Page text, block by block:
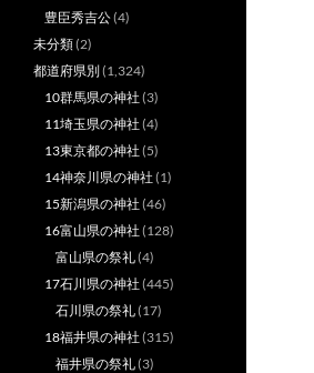
豊臣秀吉公(4)
未分類(2)
都道府県別 (1,324)
10群馬県の神社 (3)
11埼玉県の神社 (4)
13東京都の神社 (5)
14神奈川県の神社 (1)
15新潟県の神社 (46)
16富山県の神社 (128)
富山県の祭礼(4)
17石川県の神社 (445)
石川県の祭礼(17)
18福井県の神社 (315)
福井県の祭礼(3)